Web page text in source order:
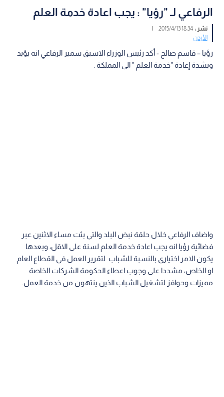
الرفاعي لـ "رؤيا" : يجب اعادة خدمة العلم
نشر :18:34 2015/4/13
|
الأردن
رؤيا – قاسم صالح - أكد رئيس الوزراء الاسبق سمير الرفاعي انه يؤيد
وبشدة إعادة "خدمة العلم " الى المملكة .
واضاف الرفاعي خلال حلقة نبض البلد والتي بثت مساء الاثنين عبر
فضائية رؤيا انه يجب اعادة خدمة العلم لسنة على الاقل، وبعدها
يكون الامر اختياري بالنسبة للشباب لتقرير العمل في القطاع العام
او الخاص، مشددا على وجوب اعطاء الحكومة الشركات الخاصة
مميزات وحوافز لتشغيل الشباب الذين ينتهون من خدمة العمل.